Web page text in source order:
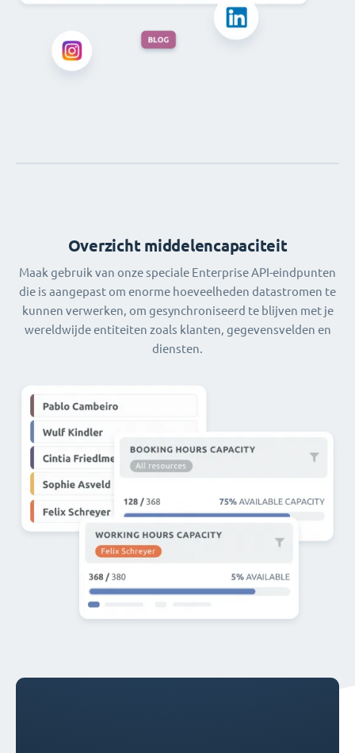
Overzicht middelencapaciteit
Maak gebruik van onze speciale Enterprise API-eindpunten
die is aangepast om enorme hoeveelheden datastromen te
kunnen verwerken, om gesynchroniseerd te blijven met je
wereldwijde entiteiten zoals klanten, gegevensvelden en
diensten.